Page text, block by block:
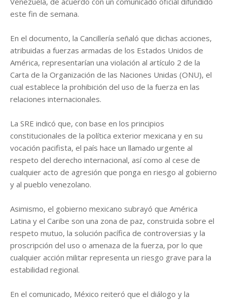
este fin de semana.
En el documento, la Cancillería señaló que dichas acciones,
atribuidas a fuerzas armadas de los Estados Unidos de
América, representarían una violación al artículo 2 de la
Carta de la Organización de las Naciones Unidas (ONU), el
cual establece la prohibición del uso de la fuerza en las
relaciones internacionales.
La SRE indicó que, con base en los principios
constitucionales de la política exterior mexicana y en su
vocación pacifista, el país hace un llamado urgente al
respeto del derecho internacional, así como al cese de
cualquier acto de agresión que ponga en riesgo al gobierno
y al pueblo venezolano.
Asimismo, el gobierno mexicano subrayó que América
Latina y el Caribe son una zona de paz, construida sobre el
respeto mutuo, la solución pacífica de controversias y la
proscripción del uso o amenaza de la fuerza, por lo que
cualquier acción militar representa un riesgo grave para la
estabilidad regional.
En el comunicado, México reiteró que el diálogo y la